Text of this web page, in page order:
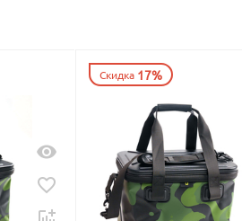
Скидка 17%